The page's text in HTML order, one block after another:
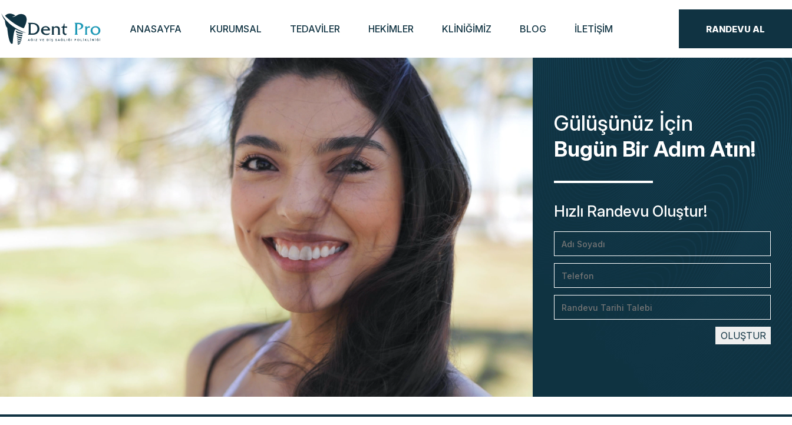
ANASAYFA KURUMSAL TEDAVİLER HEKİMLER KLİNİĞİMİZ BLOG İLETİŞİM RANDEVU AL
Gülüşünüz İçin
Bugün Bir Adım Atın!
Hızlı Randevu Oluştur!
OLUŞTUR
×
×
Telefon numaranızı bizimle paylaştığınız takdirde, ekip
arkadaşlarımız en kısa sürede sizinle iletişime geçecektir.
+90 (312) 323 63 23
Esertepe, Gen. Dr. Tevfik Sağlam Cd.
No:168/A, 06220 Keçiören/ANKARA